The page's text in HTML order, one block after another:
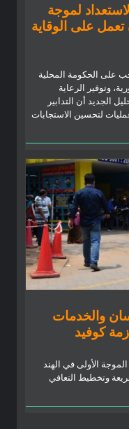
لموجة
تعمل على الوقاية
على الحكومة المحلية
وتوفير الرعاية
الجديد أن التدابير
لتحسين الاستجابات
والخدمات
كوفيد
الأولى في الهند
وتخطيط التعافي